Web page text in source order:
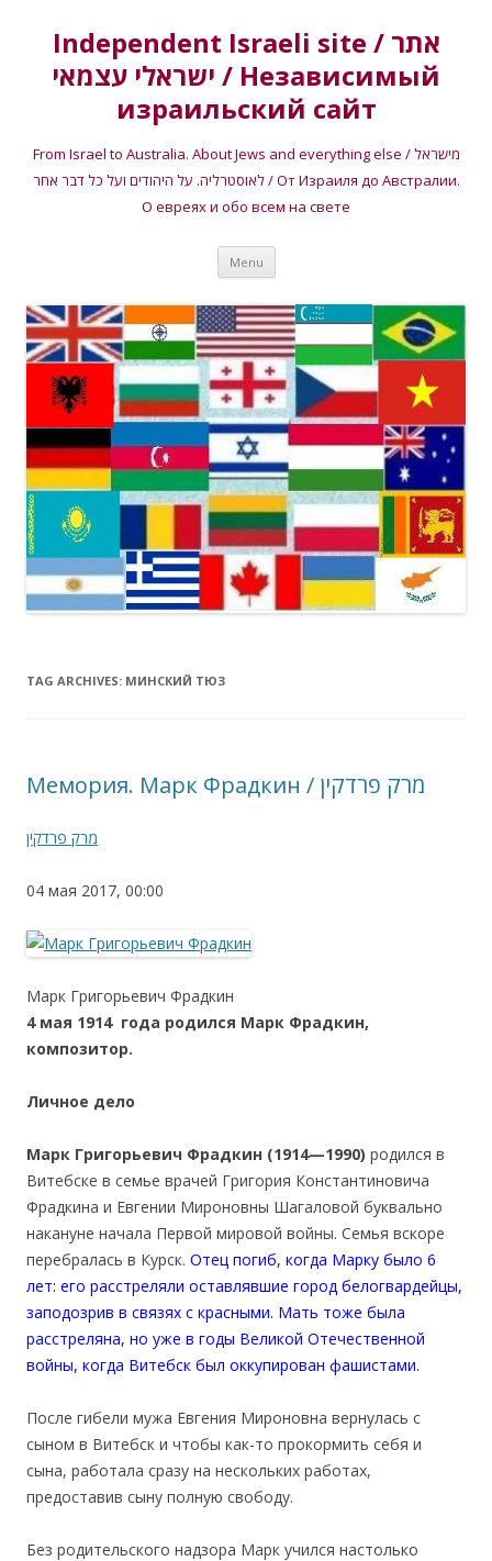
Independent Israeli site / אתר
ישראלי עצמאי / Независимый
израильский сайт
From Israel to Australia. About Jews and everything else / מישראל
לאוסטרליה. על היהודים ועל כל דבר אחר / От Израиля до Австралии.
О евреях и обо всем на свете
Menu Skip
content
TAG ARCHIVES: МИНСКИЙ ТЮЗ
Мемория. Марк Фрадкин / מרק פרדקין
מרק פרדקין
04 мая 2017, 00:00
Марк Григорьевич Фрадкин
4 мая 1914 года родился Марк Фрадкин,
композитор.
Личное дело
Марк Григорьевич Фрадкин (1914—1990) родился в
Витебске в семье врачей Григория Константиновича
Фрадкина и Евгении Мироновны Шагаловой буквально
накануне начала Первой мировой войны. Семья вскоре
перебралась в Курск. Отец погиб, когда Марку было 6
лет: его расстреляли оставлявшие город белогвардейцы,
заподозрив в связях с красными. Мать тоже была
расстреляна, но уже в годы Великой Отечественной
войны, когда Витебск был оккупирован фашистами.
После гибели мужа Евгения Мироновна вернулась с
сыном в Витебск и чтобы как-то прокормить себя и
сына, работала сразу на нескольких работах,
предоставив сыну полную свободу.
Без родительского надзора Марк учился настолько